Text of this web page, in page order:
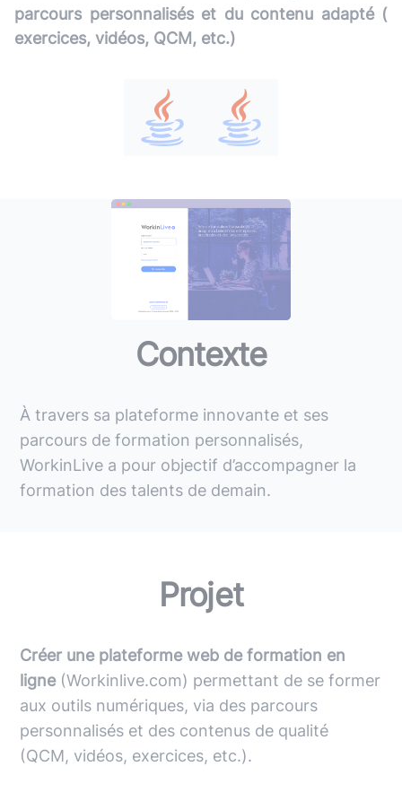
parcours personnalisés et du contenu adapté (
exercices, vidéos, QCM, etc.)
Contexte
À travers sa plateforme innovante et ses
parcours de formation personnalisés,
WorkinLive a pour objectif d’accompagner la
formation des talents de demain.
Projet
Créer une plateforme web de formation en
ligne(Workinlive.com) permettant de se former
aux outils numériques, via des parcours
personnalisés et des contenus de qualité
(QCM, vidéos, exercices, etc.).